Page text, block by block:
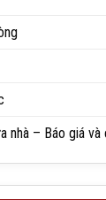
nhà – Báo giá và